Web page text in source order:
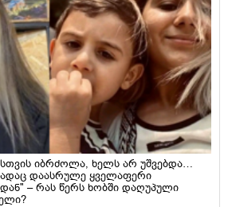
იბრძოლა, ხელს არ უშვებდა…
დაასრულე ყველაფერი
– რას წერს ხობში დაღუპული